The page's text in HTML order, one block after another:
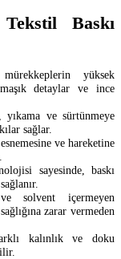
Baskı
yüksek
detaylar ve ince
ve sürtünmeye
sağlar.
ve hareketine
sayesinde, baskı
solvent içermeyen
zarar vermeden
kalınlık ve doku